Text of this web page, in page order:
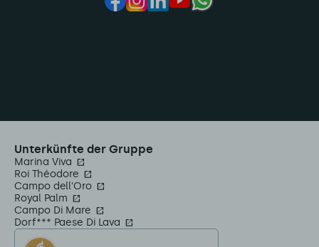
Unterkünfte der Gruppe
Marina Viva
Roi Théodore
Campo dell'Oro
Royal Palm
Campo Di Mare
Dorf*** Paese Di Lava